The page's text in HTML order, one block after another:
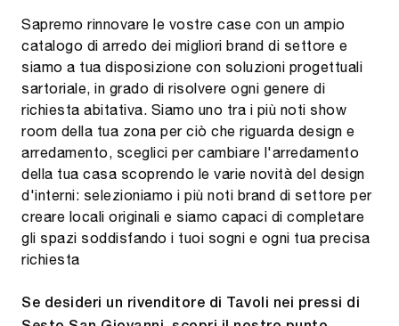
Sapremo rinnovare le vostre case con un ampio
catalogo di arredo dei migliori brand di settore e
siamo a tua disposizione con soluzioni progettuali
sartoriale, in grado di risolvere ogni genere di
richiesta abitativa. Siamo uno tra i più noti show
room della tua zona per ciò che riguarda design e
arredamento, sceglici per cambiare l'arredamento
della tua casa scoprendo le varie novità del design
d'interni: selezioniamo i più noti brand di settore per
creare locali originali e siamo capaci di completare
gli spazi soddisfando i tuoi sogni e ogni tua precisa
richiesta
Se desideri un rivenditore di Tavoli nei pressi di